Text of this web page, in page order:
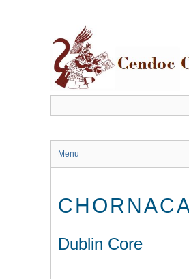
Menu
Dublin Core